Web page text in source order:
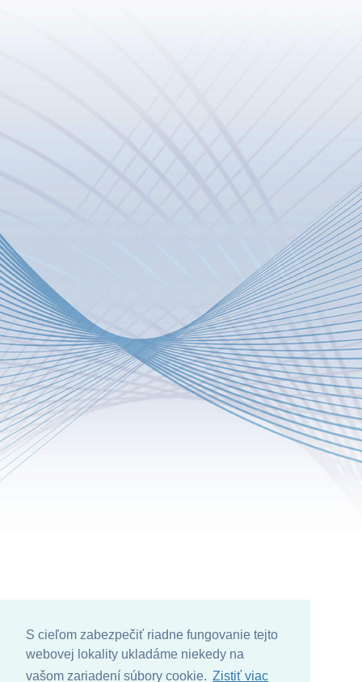
S cieľom zabezpečiť riadne fungovanie tejto
webovej lokality ukladáme niekedy na
vašom zariadení súbory cookie. Zistiť viac